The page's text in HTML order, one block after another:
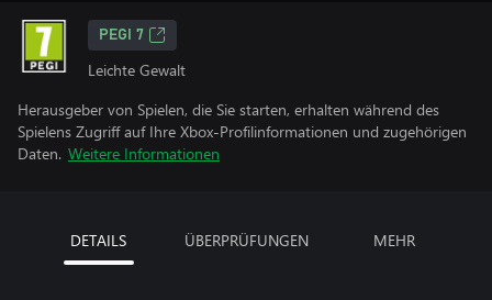
PEGI 7
Leichte Gewalt
Herausgeber von Spielen, die Sie starten, erhalten während des
Spielens Zugriff auf Ihre Xbox-Profilinformationen und zugehörigen
Daten. Weitere Informationen
DETAILS ÜBERPRÜFUNGEN MEHR